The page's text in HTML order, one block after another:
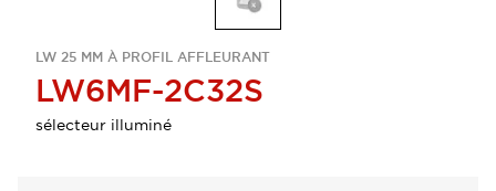
LW 25 MM À PROFIL AFFLEURANT
LW6MF-2C32S
sélecteur illuminé